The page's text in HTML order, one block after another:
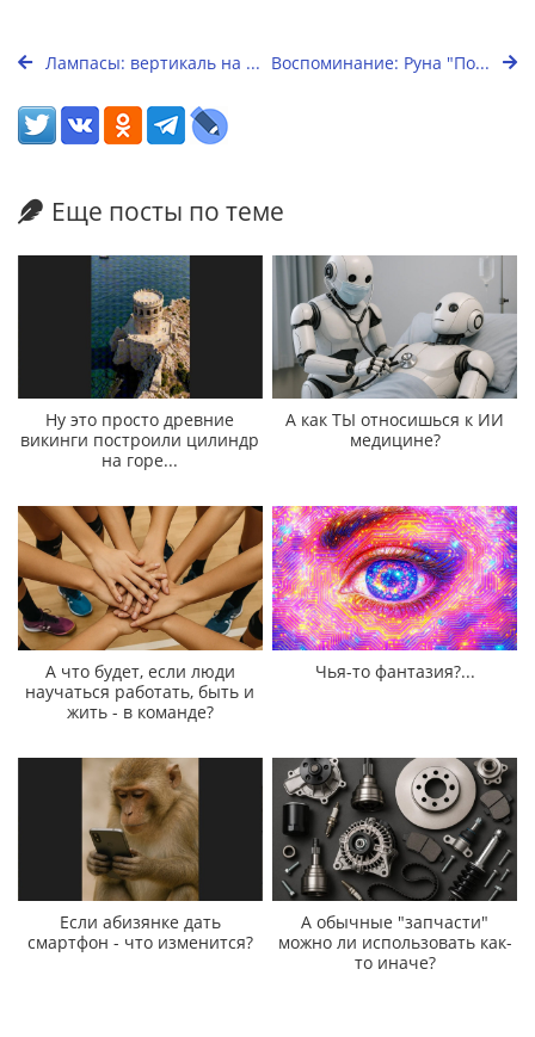
Лампасы: вертикаль на ... Воспоминание: Руна "По...
Еще посты по теме
Ну это просто древние
викинги построили цилиндр
на горе...
А как ТЫ относишься к ИИ
медицине?
А что будет, если люди
научаться работать, быть и
жить - в команде?
Чья-то фантазия?...
Если абизянке дать
смартфон - что изменится?
А обычные "запчасти"
можно ли использовать как-
то иначе?